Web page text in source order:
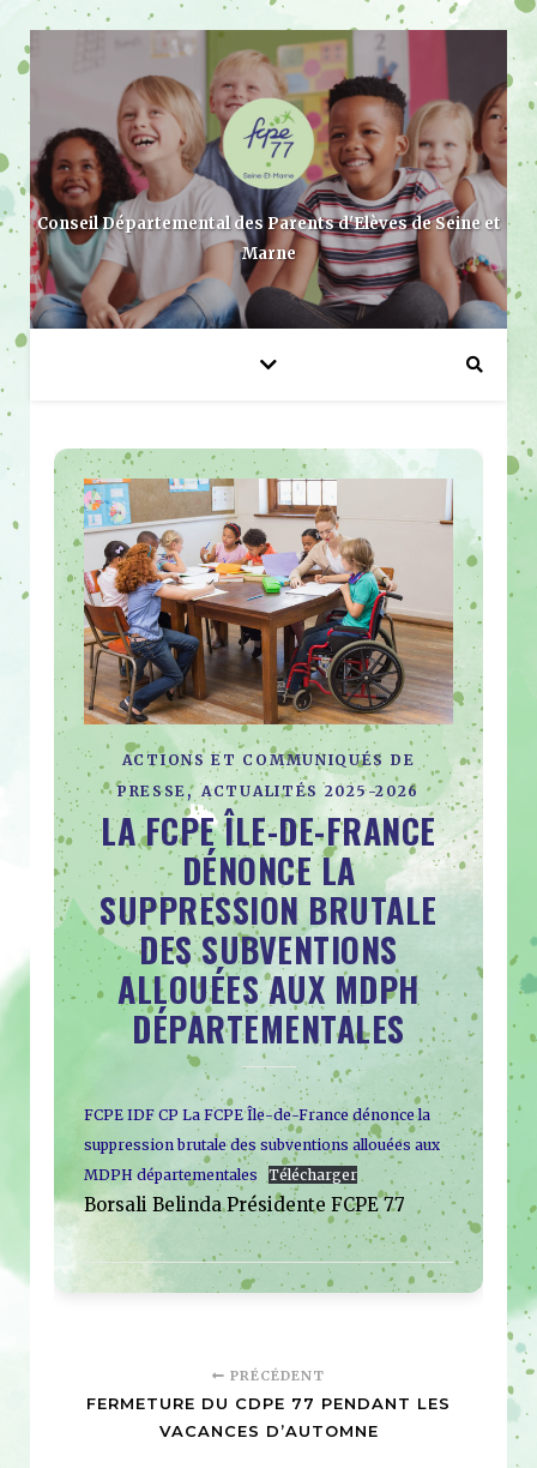
Conseil Départemental des Parents d'Elèves de Seine et
Marne
ACTIONS ET COMMUNIQUÉS DE
PRESSE ,ACTUALITÉS 2025-2026
LA FCPE ÎLE-DE-FRANCE
DÉNONCE LA
SUPPRESSION BRUTALE
DES SUBVENTIONS
ALLOUÉES AUX MDPH
DÉPARTEMENTALES
FCPE IDF CP La FCPE Île-de-France dénonce la
suppression brutale des subventions allouées aux
MDPH départementales
Télécharger
Borsali Belinda Présidente FCPE 77
PRÉCÉDENT
FERMETURE DU CDPE 77 PENDANT LES
VACANCES D’AUTOMNE